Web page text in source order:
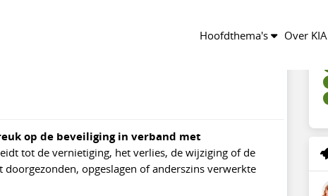
Hoofdthema's Over KIA
op de beveiliging in verband met
tot de vernietiging, het verlies, de wijziging of de
opgeslagen of anderszins verwerkte